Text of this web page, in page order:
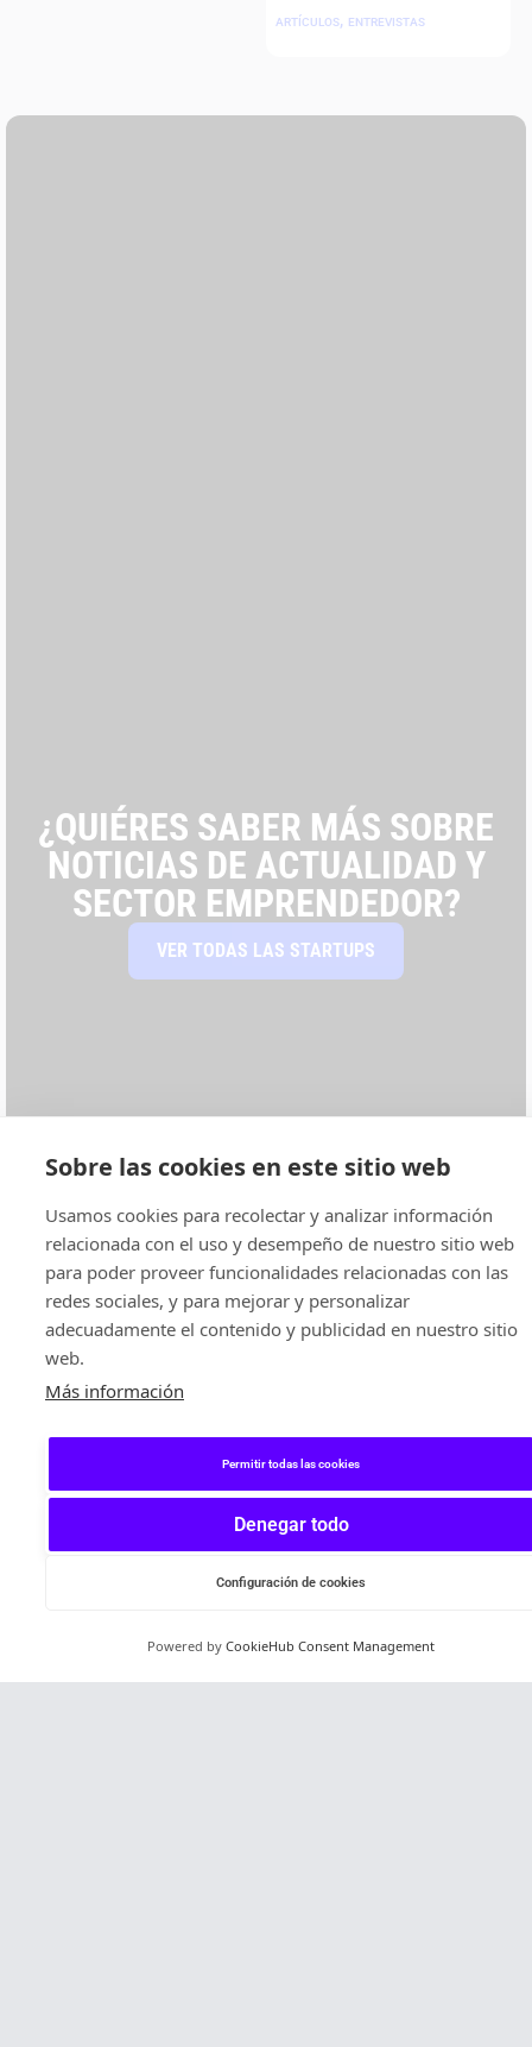
ARTÍCULOS, ENTREVISTAS
¿QUIÉRES SABER MÁS SOBRE
NOTICIAS DE ACTUALIDAD Y
SECTOR EMPRENDEDOR?
VER TODAS LAS STARTUPS
Sobre las cookies en este sitio web
Usamos cookies para recolectar y analizar información
relacionada con el uso y desempeño de nuestro sitio web
para poder proveer funcionalidades relacionadas con las
redes sociales, y para mejorar y personalizar
adecuadamente el contenido y publicidad en nuestro sitio
web.
Más información
Permitir todas las cookies
Denegar todo
Configuración de cookies
Powered by CookieHub Consent Management